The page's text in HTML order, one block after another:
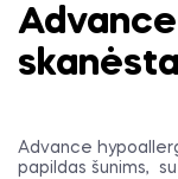
Advance
papildas šunims,